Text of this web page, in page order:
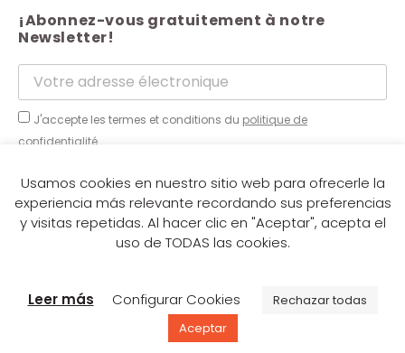
¡Abonnez-vous gratuitement à notre
Newsletter!
J'accepte les termes et conditions du politique de
confidentialité.
Envoyer
Usamos cookies en nuestro sitio web para ofrecerle la
experiencia más relevante recordando sus preferencias
y visitas repetidas. Al hacer clic en "Aceptar", acepta el
uso de TODAS las cookies.
Leer más Configurar Cookies
Rechazar todas
Aceptar